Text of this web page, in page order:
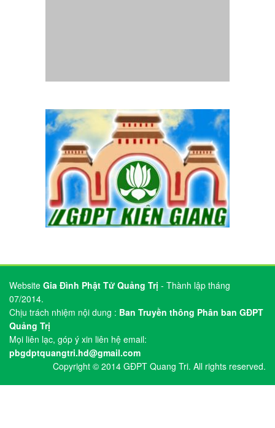
Website Gia Đình Phật Tử Quảng Trị - Thành lập tháng
07/2014.
Chịu trách nhiệm nội dung : Ban Truyền thông Phân ban GĐPT
Quảng Trị
Mọi liên lạc, góp ý xin liên hệ email:
pbgdptquangtri.hd@gmail.com
Copyright © 2014 GĐPT Quang Tri. All rights reserved.